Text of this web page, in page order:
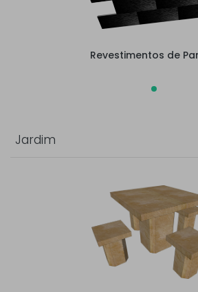
Revestimentos de
Jardim